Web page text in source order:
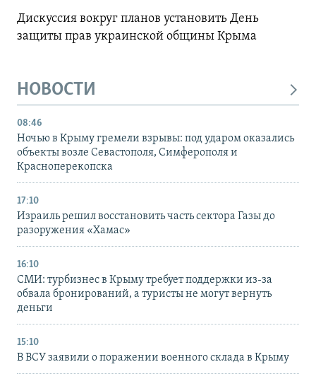
Дискуссия вокруг планов установить День
защиты прав украинской общины Крыма
НОВОСТИ
08:46
Ночью в Крыму гремели взрывы: под ударом оказались
объекты возле Севастополя, Симферополя и
Красноперекопска
17:10
Израиль решил восстановить часть сектора Газы до
разоружения «Хамас»
16:10
СМИ: турбизнес в Крыму требует поддержки из-за
обвала бронирований, а туристы не могут вернуть
деньги
15:10
В ВСУ заявили о поражении военного склада в Крыму